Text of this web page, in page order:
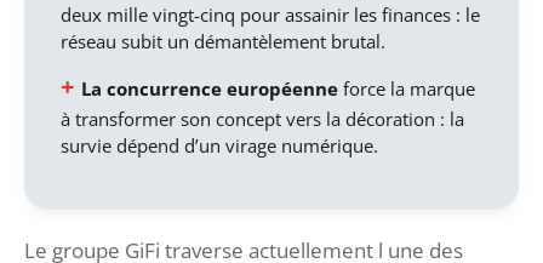
deux mille vingt-cinq pour assainir les finances : le
réseau subit un démantèlement brutal.
La concurrence européenne force la marque
à transformer son concept vers la décoration : la
survie dépend d’un virage numérique.
Le groupe GiFi traverse actuellement l une des